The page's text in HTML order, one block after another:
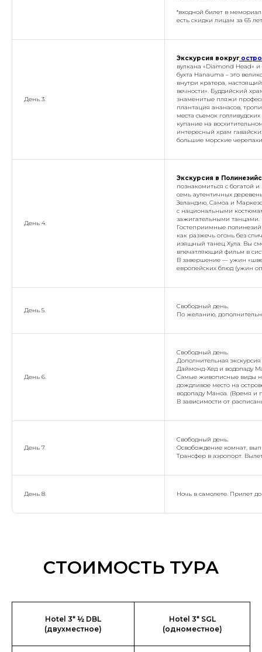
*входной билет в
есть скидки лицам за 65
День 3.
Экскурсия вокруг
вулкана «Diamond Head»
бухта Hanauma – это
внутри кратера,
вечности». Буддийский
знаменитые пляжи
плантация ананасов,
места съемок
купание на
интересный храм
большие морские
День 4.
Экскурсия в
познакомиться с богатой
семь аутентичных
Зеландию, Самоа и
с национальными
зажигательными танцами.
Гостеприимные
как разжечь огонь без
изящный танец Хула. Вы
впечатляющий фильм в
В завершение — ужин
европейских блюд (ужин
День 5.
Свободный день.
По желанию,
День 6.
Свободный день.
Дополнительная
Даймонд-Хед и водопаду
Самые живописные виды
дождливое место на
водопаду Маноа. (Время и
В зависимости от
День 7.
Свободный день.
Освобождение комнат,
Трансфер в аэропорт.
День 8. Ночь в самолете. Прилет
СТОИМОСТЬ ТУРА
Hotel 3* ½ DBL
(двухместное)
Hotel 3* SGL
(одноместное)